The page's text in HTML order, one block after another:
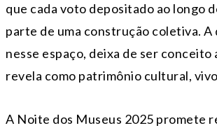
que cada voto depositado ao longo
parte de uma construção coletiva. A
nesse espaço, deixa de ser conceito
revela como patrimônio cultural,
A Noite dos Museus 2025 promete